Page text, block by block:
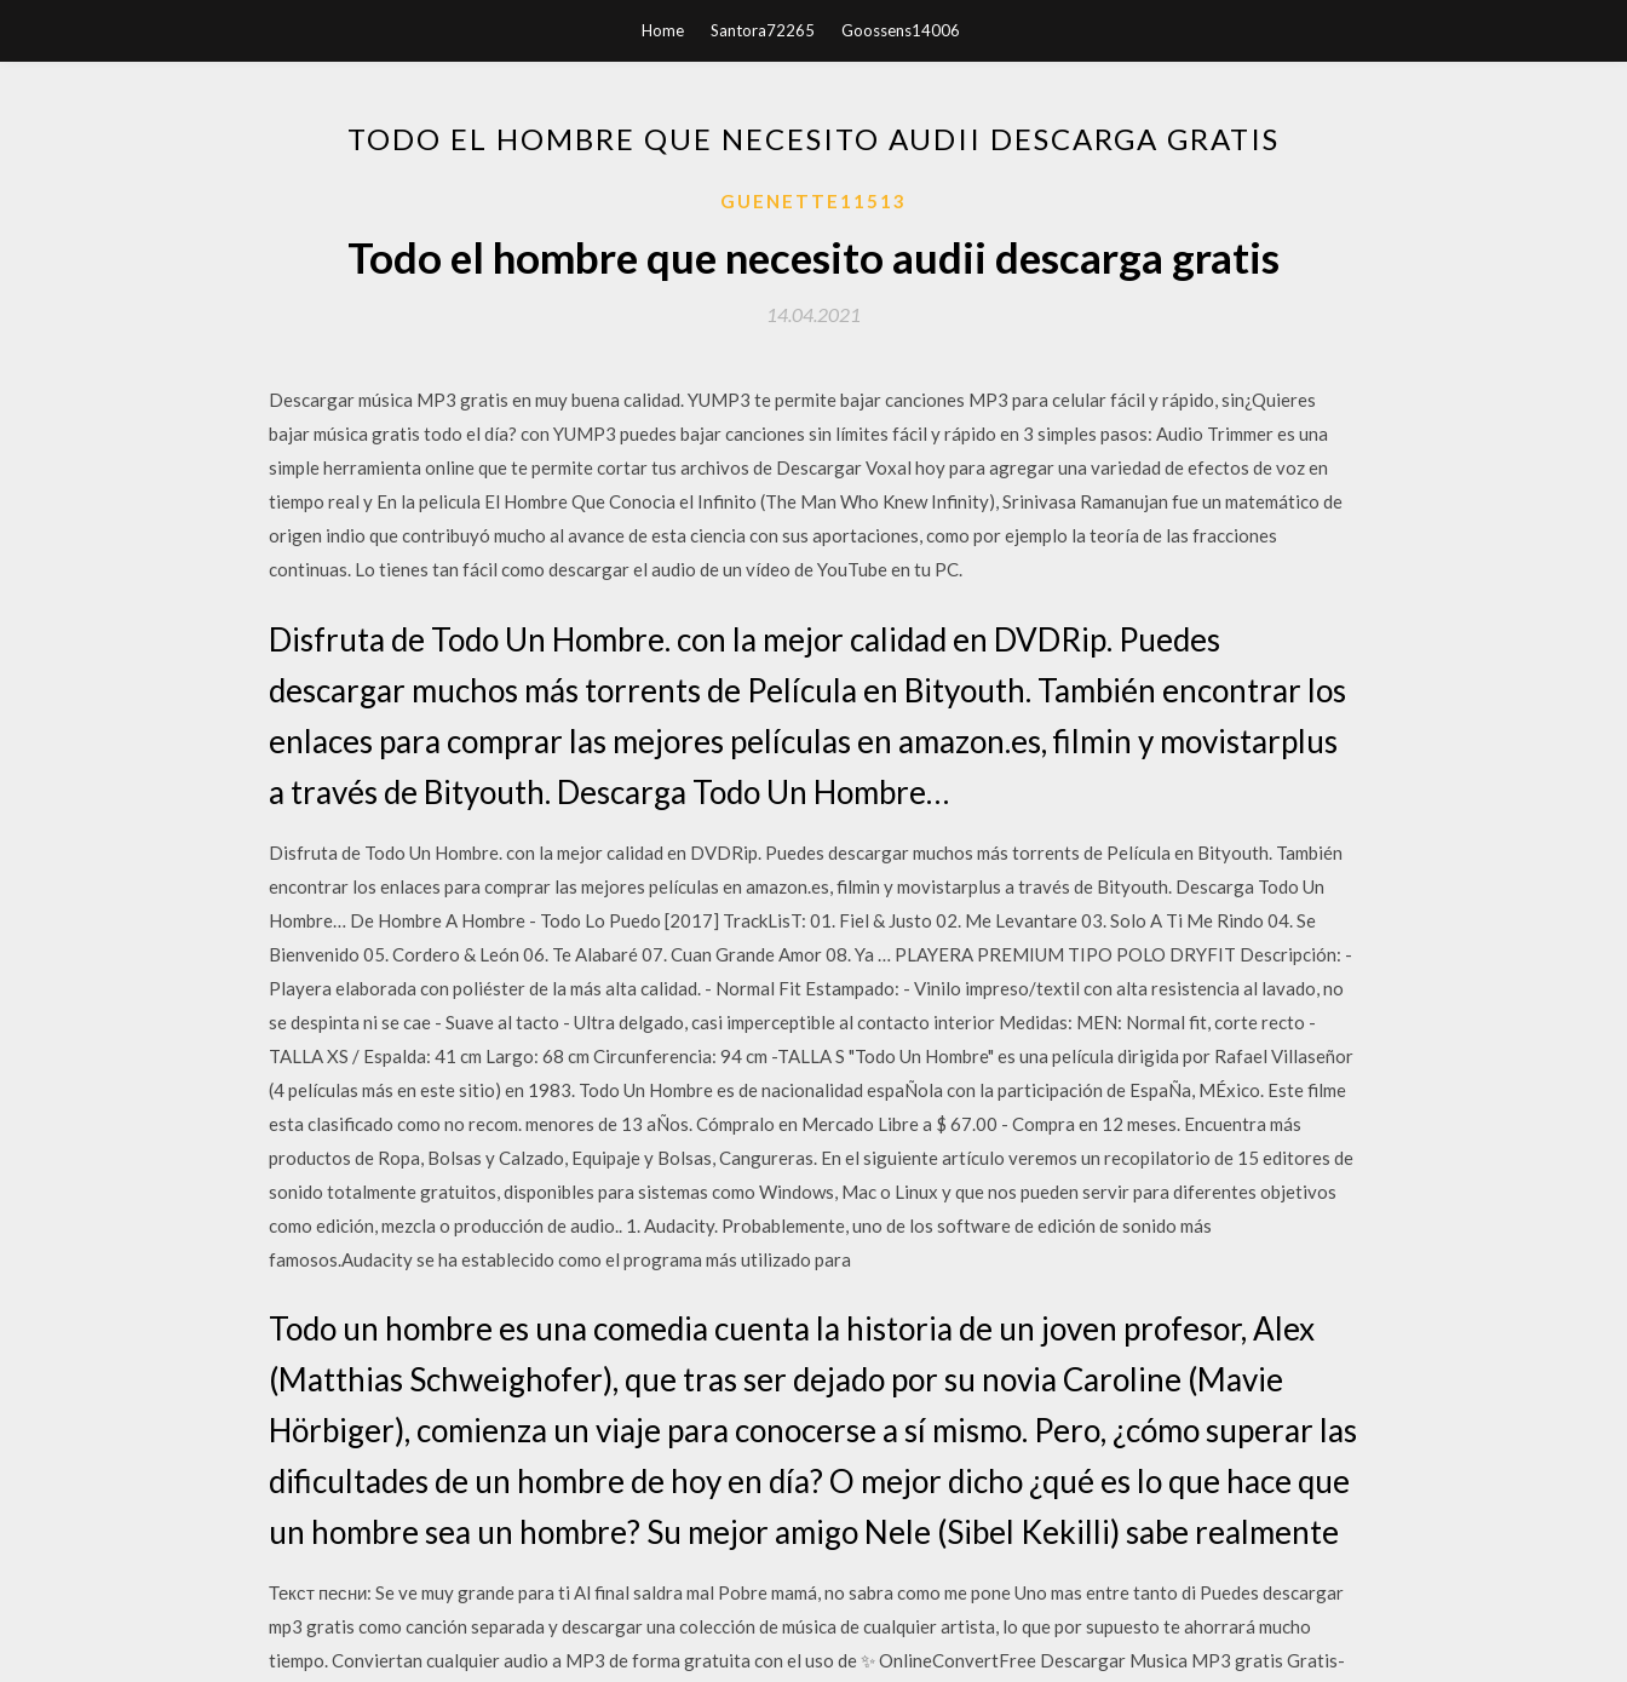
Home Santora72265 Goossens14006
TODO EL HOMBRE QUE NECESITO AUDII DESCARGA GRATIS
GUENETTE11513
Todo el hombre que necesito audii descarga gratis
14.04.2021
Descargar música MP3 gratis en muy buena calidad. YUMP3 te permite bajar canciones MP3 para celular fácil y rápido, sin¿Quieres
bajar música gratis todo el día? con YUMP3 puedes bajar canciones sin límites fácil y rápido en 3 simples pasos: Audio Trimmer es una
simple herramienta online que te permite cortar tus archivos de Descargar Voxal hoy para agregar una variedad de efectos de voz en
tiempo real y En la pelicula El Hombre Que Conocia el Infinito (The Man Who Knew Infinity), Srinivasa Ramanujan fue un matemático de
origen indio que contribuyó mucho al avance de esta ciencia con sus aportaciones, como por ejemplo la teoría de las fracciones
continuas. Lo tienes tan fácil como descargar el audio de un vídeo de YouTube en tu PC.
Disfruta de Todo Un Hombre. con la mejor calidad en DVDRip. Puedes
descargar muchos más torrents de Película en Bityouth. También encontrar los
enlaces para comprar las mejores películas en amazon.es, filmin y movistarplus
a través de Bityouth. Descarga Todo Un Hombre…
Disfruta de Todo Un Hombre. con la mejor calidad en DVDRip. Puedes descargar muchos más torrents de Película en Bityouth. También
encontrar los enlaces para comprar las mejores películas en amazon.es, filmin y movistarplus a través de Bityouth. Descarga Todo Un
Hombre… De Hombre A Hombre - Todo Lo Puedo [2017] TrackLisT: 01. Fiel & Justo 02. Me Levantare 03. Solo A Ti Me Rindo 04. Se
Bienvenido 05. Cordero & León 06. Te Alabaré 07. Cuan Grande Amor 08. Ya … PLAYERA PREMIUM TIPO POLO DRYFIT Descripción: -
Playera elaborada con poliéster de la más alta calidad. - Normal Fit Estampado: - Vinilo impreso/textil con alta resistencia al lavado, no
se despinta ni se cae - Suave al tacto - Ultra delgado, casi imperceptible al contacto interior Medidas: MEN: Normal fit, corte recto -
TALLA XS / Espalda: 41 cm Largo: 68 cm Circunferencia: 94 cm -TALLA S "Todo Un Hombre" es una película dirigida por Rafael Villaseñor
(4 películas más en este sitio) en 1983. Todo Un Hombre es de nacionalidad espaÑola con la participación de EspaÑa, MÉxico. Este filme
esta clasificado como no recom. menores de 13 aÑos. Cómpralo en Mercado Libre a $ 67.00 - Compra en 12 meses. Encuentra más
productos de Ropa, Bolsas y Calzado, Equipaje y Bolsas, Cangureras. En el siguiente artículo veremos un recopilatorio de 15 editores de
sonido totalmente gratuitos, disponibles para sistemas como Windows, Mac o Linux y que nos pueden servir para diferentes objetivos
como edición, mezcla o producción de audio.. 1. Audacity. Probablemente, uno de los software de edición de sonido más
famosos.Audacity se ha establecido como el programa más utilizado para
Todo un hombre es una comedia cuenta la historia de un joven profesor, Alex
(Matthias Schweighofer), que tras ser dejado por su novia Caroline (Mavie
Hörbiger), comienza un viaje para conocerse a sí mismo. Pero, ¿cómo superar las
dificultades de un hombre de hoy en día? O mejor dicho ¿qué es lo que hace que
un hombre sea un hombre? Su mejor amigo Nele (Sibel Kekilli) sabe realmente
Текст песни: Se ve muy grande para ti Al final saldra mal Pobre mamá, no sabra como me pone Uno mas entre tanto di Puedes descargar
mp3 gratis como canción separada y descargar una colección de música de cualquier artista, lo que por supuesto te ahorrará mucho
tiempo. Conviertan cualquier audio a MP3 de forma gratuita con el uso de ✨ OnlineConvertFree Descargar Musica MP3 gratis Gratis-